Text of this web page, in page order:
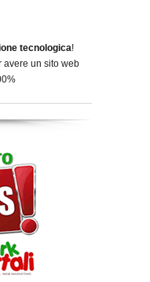
tecnologica!
avere un sito web